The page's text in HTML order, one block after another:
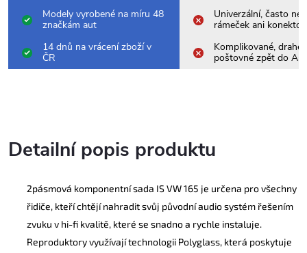
Modely vyrobené na míru 48
značkám aut
Univerzální, často
rámeček ani konektor
14 dnů na vrácení zboží v
ČR
Komplikované, drahé
poštovné zpět do
Detailní popis produktu
2pásmová komponentní sada IS VW 165 je určena pro všechny
řidiče, kteří chtějí nahradit svůj původní audio systém řešením
zvuku v hi-fi kvalitě, které se snadno a rychle instaluje.
Reproduktory využívají technologii Polyglass, která poskytuje